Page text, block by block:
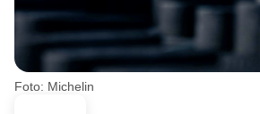
Foto: Michelin